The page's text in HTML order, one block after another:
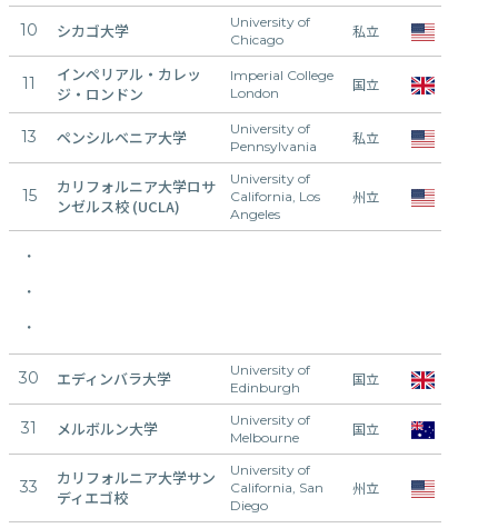
10 シカゴ大学
University of
Chicago
私立
11
インペリアル・カレッ
ジ・ロンドン
Imperial College
London
国立
13 ペンシルベニア大学
University of
Pennsylvania
私立
15
カリフォルニア大学ロサ
ンゼルス校 (UCLA)
University of
California, Los
Angeles
州立
・
・
・
30 エディンバラ大学
University of
Edinburgh
国立
31 メルボルン大学
University of
Melbourne
国立
33
カリフォルニア大学サン
ディエゴ校
University of
California, San
Diego
州立